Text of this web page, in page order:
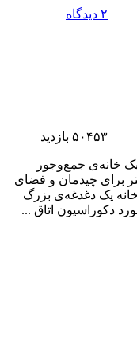
۲ دیدگاه
۵۰۴۵۳ بازدید
خانه‌ی جمع‌وجور
برای چیدمان و فضای
یک دغدغه‌ی بزرگ
دکوراسیون اتاق ...